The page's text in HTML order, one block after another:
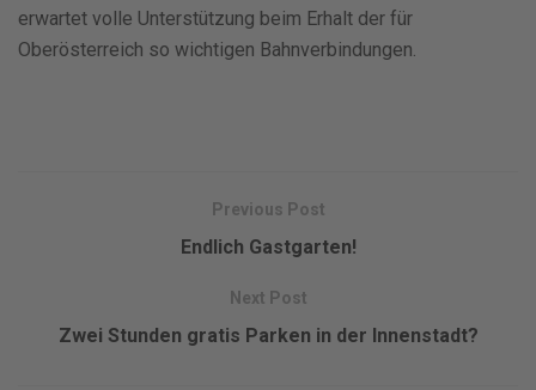
erwartet volle Unterstützung beim Erhalt der für
Oberösterreich so wichtigen Bahnverbindungen.
Previous Post
Endlich Gastgarten!
Next Post
Zwei Stunden gratis Parken in der Innenstadt?